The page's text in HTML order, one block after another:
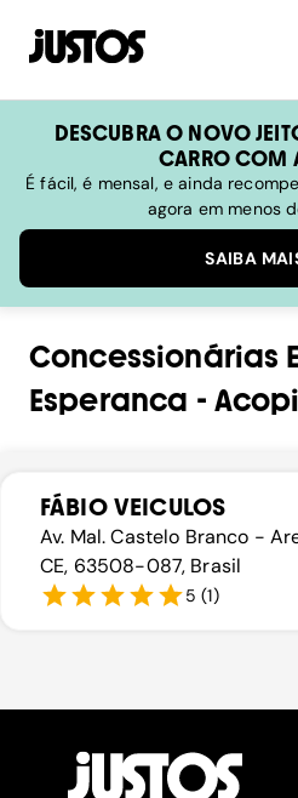
DESCUBRA O NOVO
CARRO COM
É fácil, é mensal, e ainda
agora em menos
SAIBA
Concessionárias
Esperanca -
FÁBIO VEICULOS
Av. Mal. Castelo Branco -
CE, 63508-087, Brasil
5 (1)